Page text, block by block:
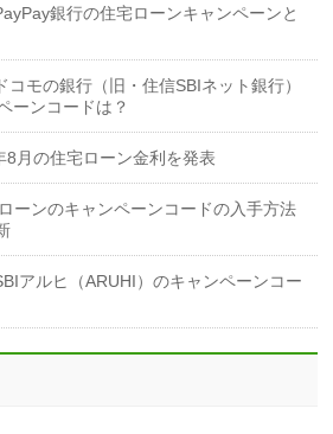
銀行の住宅ローンキャンペーンと
コモの銀行（旧・住信SBIネット銀行）
ーンコードは？
月の住宅ローン金利を発表
ーンのキャンペーンコードの入手方法
アルヒ（ARUHI）のキャンペーンコー